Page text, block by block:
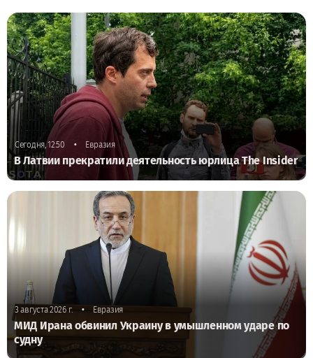
Сегодня, 12:50 • Евразия
В Латвии прекратили деятельность юрлица The Insider
3 августа 2026 г. • Евразия
МИД Ирана обвинил Украину в умышленном ударе по
судну